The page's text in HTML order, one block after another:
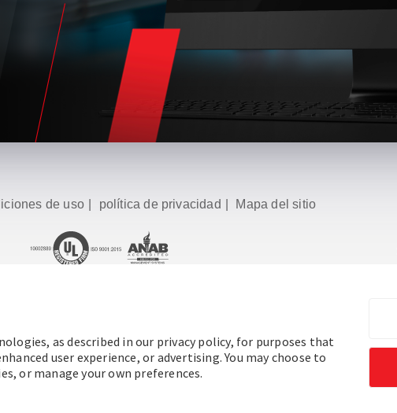
as described in our privacy policy, for purposes that
user experience, or advertising. You may choose to
or manage your own preferences.
de uso política de privacidad Mapa del sitio
Technology, Inc.